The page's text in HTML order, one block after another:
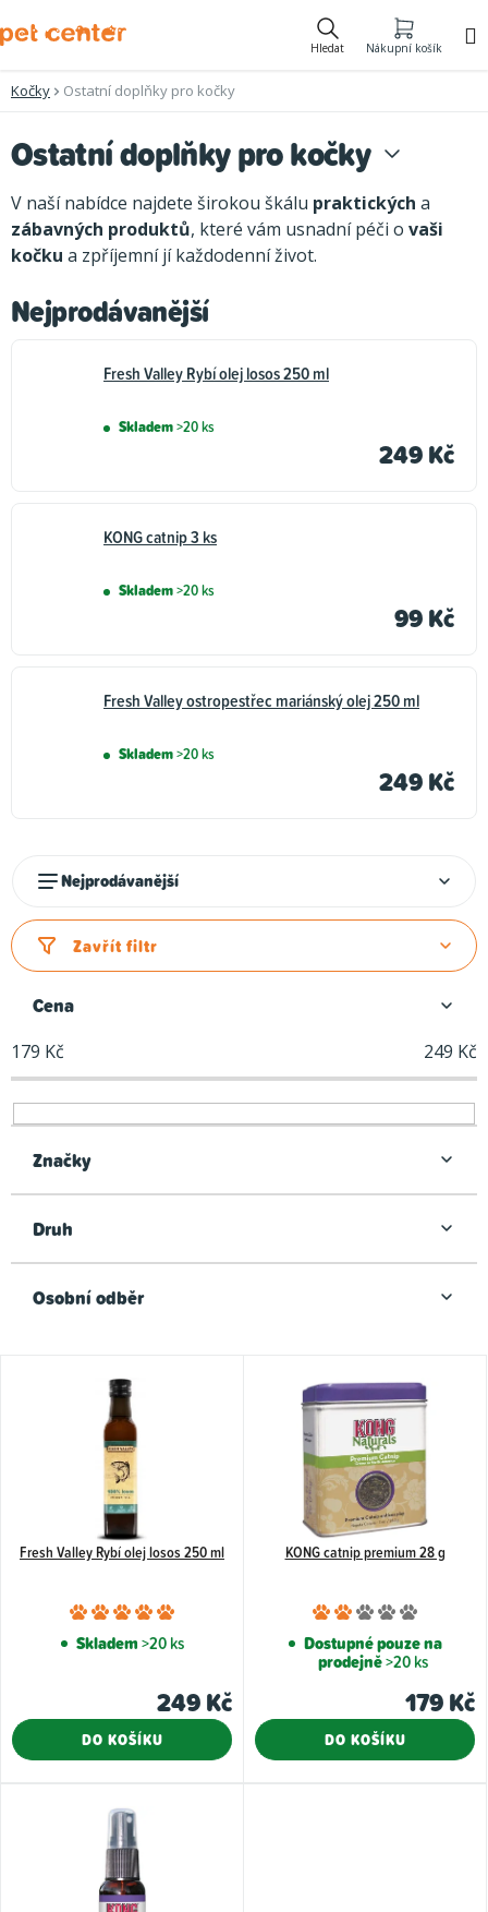
na
Hledat Nákupní košík
Kočky Ostatní doplňky pro kočky
Ostatní doplňky pro kočky
V naší nabídce najdete širokou škálu praktických a
zábavných produktů, které vám usnadní péči o vaši
kočku a zpříjemní jí každodenní život.
Nejprodávanější
Fresh Valley Rybí olej losos 250 ml
Skladem>20 ks
249 Kč
KONG catnip 3 ks
Skladem>20 ks
99 Kč
Fresh Valley ostropestřec mariánský olej 250 ml
Skladem>20 ks
249 Kč
z
e
í
p
r
o
u
t
Nejprodávanější
Zavřít filtr
Cena
179 Kč 249 Kč
Značky
Druh
Osobní odběr
r
t
ů
Fresh Valley Rybí olej losos 250 ml
Průměrné
hodnocení
je
5,0
Skladem>20 ks
249 Kč
DO KOŠÍKU
KONG catnip premium 28 g
je
2,0
Dostupné pouze na
prodejně>20 ks
179 Kč
DO KOŠÍKU